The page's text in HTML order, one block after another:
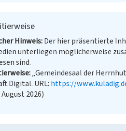
Hinweis Der hier präsentierte
unterliegen möglicherweise
sind.
„Gemeindesaal der
URL: https://
2026)